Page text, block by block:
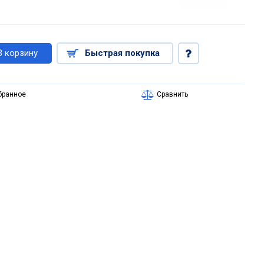
корзину Быстрая покупка
Сравнить